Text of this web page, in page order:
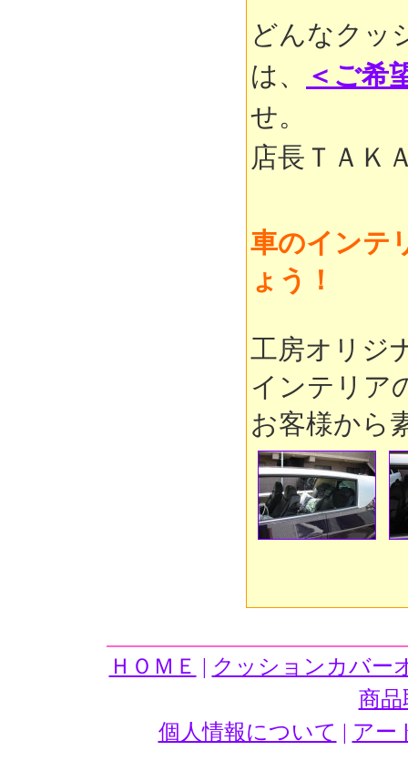
どんなクッ
は、
＜ご希
せ。
店長ＴＡＫ
車のインテ
ょう！
工房オリジ
インテリア
お客様から
ＨＯＭＥ | クッションカバー
商品
個人情報について | アー